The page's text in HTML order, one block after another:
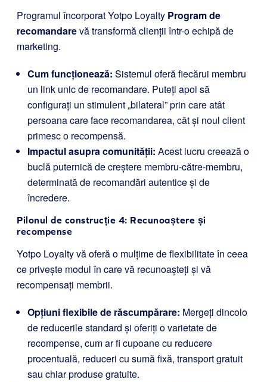
Programul încorporat Yotpo Loyalty Program de
recomandarevă transformă clienții într-o echipă de
marketing.
Cum funcționează: Sistemul oferă fiecărui membru
un link unic de recomandare. Puteți apoi să
configurați un stimulent „bilateral” prin care atât
persoana care face recomandarea, cât și noul client
primesc o recompensă.
Impactul asupra comunității: Acest lucru creează o
buclă puternică de creștere membru-către-membru,
determinată de recomandări autentice și de
încredere.
Pilonul de construcție 4: Recunoaștere și
recompense
Yotpo Loyalty vă oferă o mulțime de flexibilitate în ceea
ce privește modul în care vă recunoașteți și vă
recompensați membrii.
Opțiuni flexibile de răscumpărare: Mergeți dincolo
de reducerile standard și oferiți o varietate de
recompense, cum ar fi cupoane cu reducere
procentuală, reduceri cu sumă fixă, transport gratuit
sau chiar produse gratuite.